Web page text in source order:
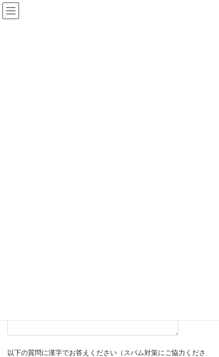
コ
ン
ナ
ビ
以下の質問に漢字でお答えください（スパム対策にご協力くださ